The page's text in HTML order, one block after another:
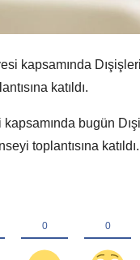
kapsamında
katıldı.
bugün
toplantısına katıldı.